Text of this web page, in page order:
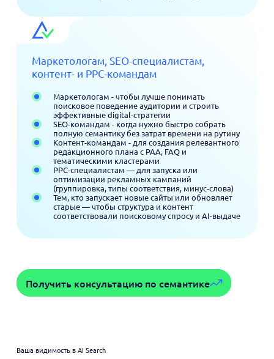
Маркетологам, SEO-специалистам,
контент- и PPC-командам
Маркетологам - чтобы лучше понимать
поисковое поведение аудитории и строить
эффективные digital-стратегии
SEO-командам - когда нужно быстро собрать
полную семантику без затрат времени на рутину
Контент-командам - для создания релевантного
редакционного плана с PAA, FAQ и
тематическими кластерами
PPC-специалистам — для запуска или
оптимизации рекламных кампаний
(группировка, типы соответствия, минус-слова)
Тем, кто запускает новые сайты или обновляет
старые — чтобы структура и контент
соответствовали поисковому спросу и AI-выдаче
Получить консультацию по семантике
Ваша видимость в AI Search